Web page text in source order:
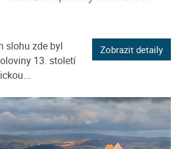
slohu zde byl
13. století
Zobrazit detaily